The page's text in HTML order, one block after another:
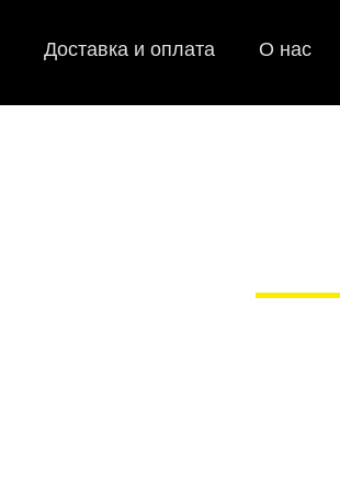
Доставка и оплата О нас